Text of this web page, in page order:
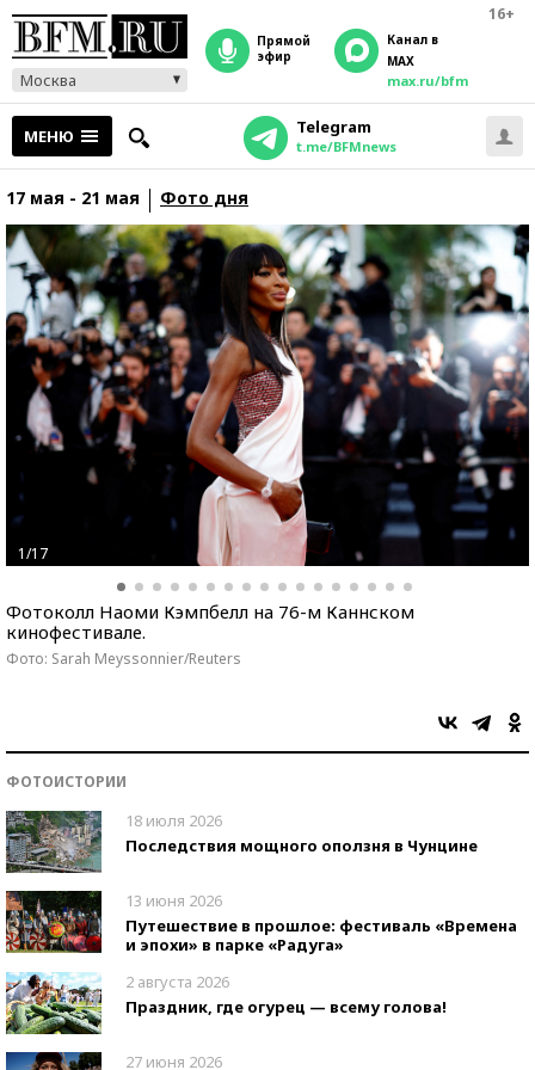
16+
Москва
прямой
эфир
Канал в
MAX
max.ru/bfm
МЕНЮ Telegram
t.me/BFMnews
17 мая - 21 мая Фото дня
1/17
Фотоколл Наоми Кэмпбелл на 76-м Каннском
кинофестивале.
Фото: Sarah Meyssonnier/Reuters
ФОТОИСТОРИИ
18 июля 2026
Последствия мощного оползня в Чунцине
13 июня 2026
Путешествие в прошлое: фестиваль «Времена
и эпохи» в парке «Радуга»
2 августа 2026
Праздник, где огурец — всему голова!
27 июня 2026